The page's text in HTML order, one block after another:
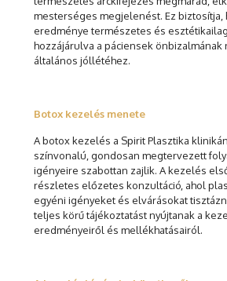
mesterséges megjelenést. Ez biztosítja,
eredménye természetes és
hozzájárulva a páciensek önbizalmának
általános jóllétéhez.
Botox kezelés menete
A botox kezelés a Spirit Plasztika
színvonalú, gondosan megtervezett
igényeire szabottan zajlik. A kezelés
részletes előzetes konzultáció, ahol
egyéni igényeket és elvárásokat
teljes körű tájékoztatást nyújtanak a
eredményeiről és mellékhatásairól.